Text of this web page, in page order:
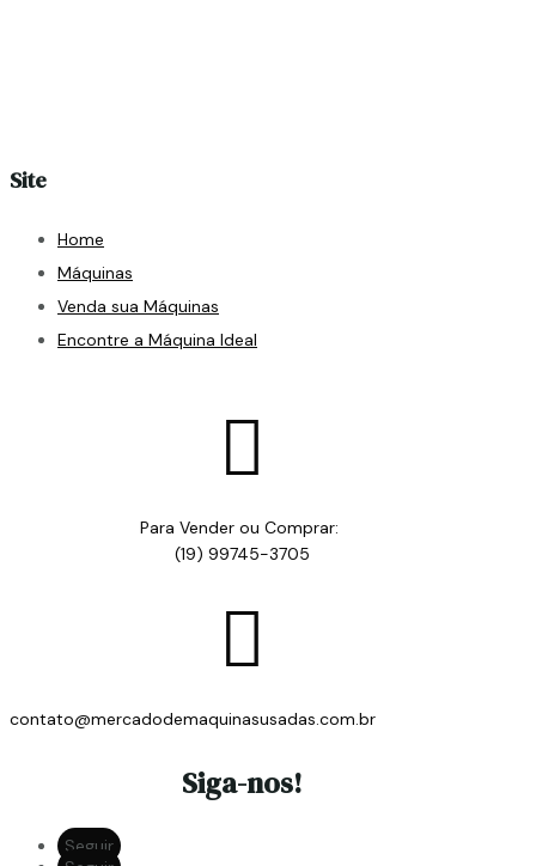
Site
Home
Máquinas
Venda sua Máquinas
Encontre a Máquina Ideal

Para Vender ou Comprar:
(19) 99745-3705

contato@mercadodemaquinasusadas.com.br
Siga-nos!
Seguir